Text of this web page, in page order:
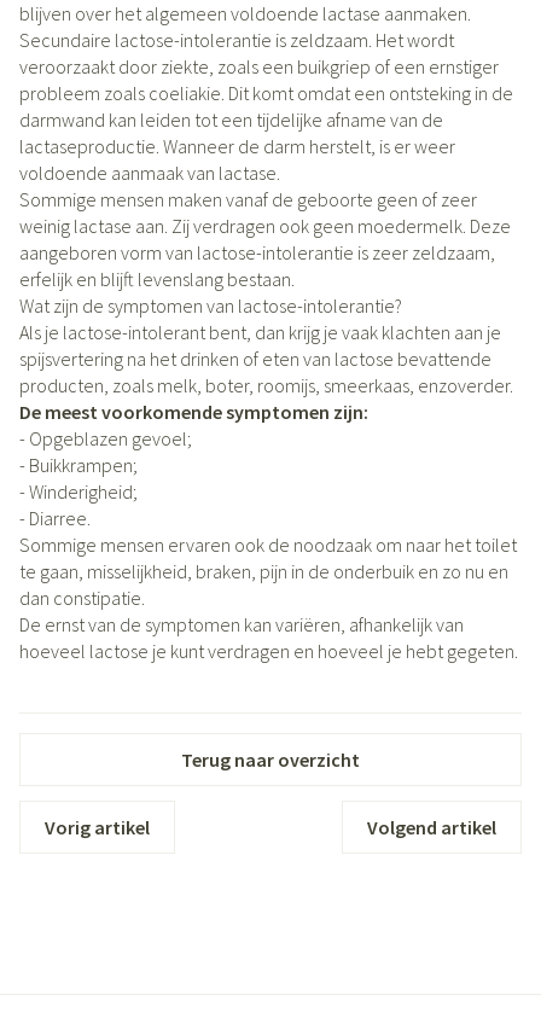
blijven over het algemeen voldoende lactase aanmaken.
Secundaire lactose-intolerantie is zeldzaam. Het wordt
veroorzaakt door ziekte, zoals een buikgriep of een ernstiger
probleem zoals coeliakie. Dit komt omdat een ontsteking in de
darmwand kan leiden tot een tijdelijke afname van de
lactaseproductie. Wanneer de darm herstelt, is er weer
voldoende aanmaak van lactase.
Sommige mensen maken vanaf de geboorte geen of zeer
weinig lactase aan. Zij verdragen ook geen moedermelk. Deze
aangeboren vorm van lactose-intolerantie is zeer zeldzaam,
erfelijk en blijft levenslang bestaan.
Wat zijn de symptomen van lactose-intolerantie?
Als je lactose-intolerant bent, dan krijg je vaak klachten aan je
spijsvertering na het drinken of eten van lactose bevattende
producten, zoals melk, boter, roomijs, smeerkaas, enzoverder.
De meest voorkomende symptomen zijn:
- Opgeblazen gevoel;
- Buikkrampen;
- Winderigheid;
- Diarree.
Sommige mensen ervaren ook de noodzaak om naar het toilet
te gaan, misselijkheid, braken, pijn in de onderbuik en zo nu en
dan constipatie.
De ernst van de symptomen kan variëren, afhankelijk van
hoeveel lactose je kunt verdragen en hoeveel je hebt gegeten.
Terug naar overzicht
Vorig artikel Volgend artikel